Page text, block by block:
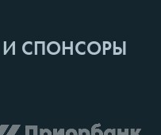
СПОНСОРЫ